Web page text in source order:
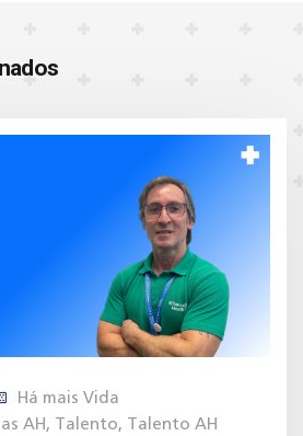
Há mais Vida
AH , Talento, Talento AH